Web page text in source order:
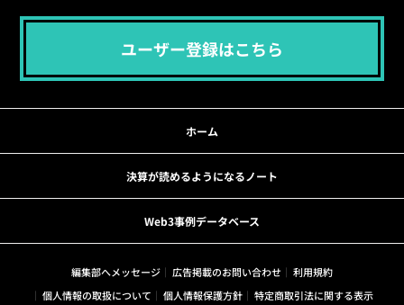
ユーザー登録はこちら
ホーム
決算が読めるようになるノート
Web3事例データベース
編集部へメッセージ 広告掲載のお問い合わせ
利用規約
個人情報の取扱について
個人情報保護方針 特定商取引法に関する表示